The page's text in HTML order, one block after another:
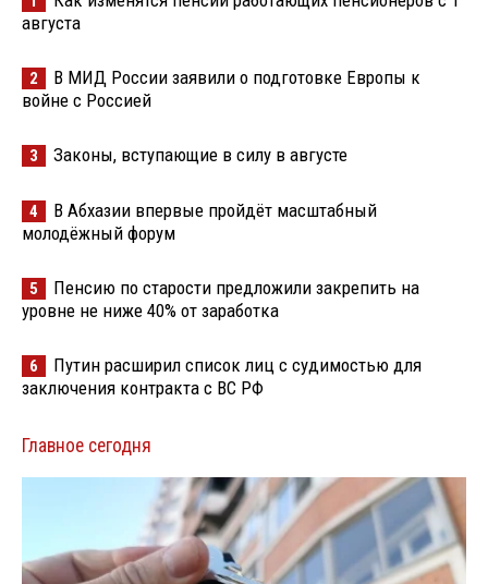
августа
2
В МИД России заявили о подготовке Европы к
войне с Россией
3 Законы, вступающие в силу в августе
4
В Абхазии впервые пройдёт масштабный
молодёжный форум
5
Пенсию по старости предложили закрепить на
уровне не ниже 40% от заработка
6
Путин расширил список лиц с судимостью для
заключения контракта с ВС РФ
Главное сегодня